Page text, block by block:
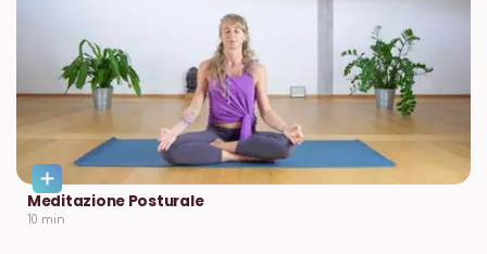
Meditazione Posturale
10 min